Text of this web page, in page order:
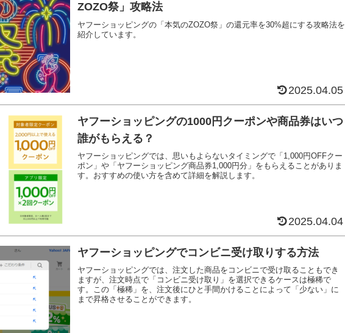
ZOZO祭」攻略法
ヤフーショッピングの「本気のZOZO祭」の還元率を30%超にする攻略法を
紹介しています。
2025.04.05
ヤフーショッピングの1000円クーポンや商品券はいつ
誰がもらえる？
ヤフーショッピングでは、思いもよらないタイミングで「1,000円OFFクー
ポン」や「ヤフーショッピング商品券1,000円分」をもらえることがありま
す。おすすめの使い方を含めて詳細を解説します。
2025.04.04
ヤフーショッピングでコンビニ受け取りする方法
ヤフーショッピングでは、注文した商品をコンビニで受け取ることもでき
ますが、注文時点で「コンビニ受け取り」を選択できるケースは極稀で
す。この「極稀」を、注文後にひと手間かけることによって「少ない」に
まで昇格させることができます。